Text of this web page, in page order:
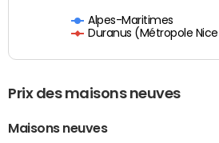
Alpes-Maritimes
Duranus (Métropole
Prix des maisons neuves
Maisons neuves